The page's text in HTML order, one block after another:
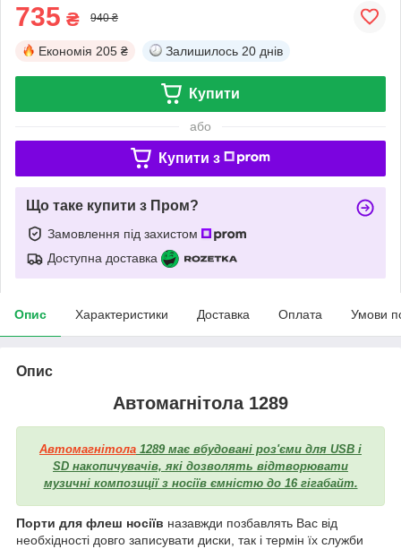
735 ₴ 940 ₴
Економія 205 ₴ Залишилось 20 днів
Купити
або
Купити з
Що таке купити з Пром?
Замовлення під захистом
Доступна доставка
Опис Характеристики Доставка Оплата Умови
Опис
Автомагнітола 1289
Автомагнітола 1289 має вбудовані роз'єми для USB і
SD накопичувачів, які дозволять відтворювати
музичні композиції з носіїв ємністю до 16 гігабайт.
Порти для флеш носіїв назавжди позбавлять Вас від
необхідності довго записувати диски, так і термін їх служби